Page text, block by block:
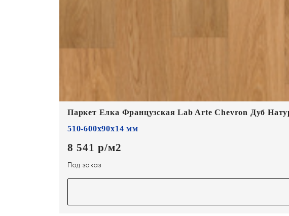
Паркет Елка Французская Lab Arte Chevron Дуб
510-600х90х14 мм
8 541 р/м2
Под заказ